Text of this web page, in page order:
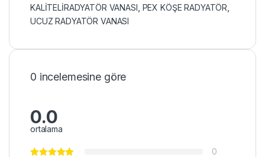
KALİTELİRADYATÖR VANASI PEX KÖŞE RADYATÖR
UCUZ RADYATÖR VANASI
0 incelemesine göre
0.0
ortalama
0